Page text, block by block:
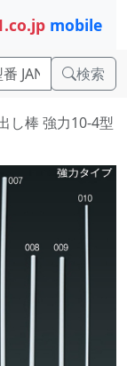
mobile
検索
し棒 強力10-4型